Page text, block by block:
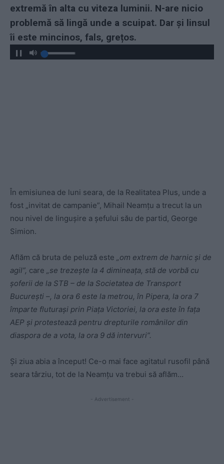
extremă în alta cu viteza luminii. N-are nicio
problemă să lingă unde a scuipat. Dar și linsul
îi este mincinos, fals, grețos.
În emisiunea de luni seara, de la Realitatea Plus, unde a
fost „invitat de campanie”, Mihail Neamțu a trecut la un
nou nivel de lingușire a șefului său de partid, George
Simion.
Aflăm că bruta de peluză este „om extrem de harnic și de
agil”, care „se trezește la 4 dimineața, stă de vorbă cu
șoferii de la STB – de la Societatea de Transport
București –, la ora 6 este la metrou, în Pipera, la ora 7
împarte fluturași prin Piața Victoriei, la ora este în fața
AEP și protestează pentru drepturile românilor din
diaspora de a vota, la ora 9 dă intervuri”.
Și ziua abia a început! Ce-o mai face agitatul rusofil până
seara târziu, tot de la Neamțu va trebui să aflăm…
- Advertisement -